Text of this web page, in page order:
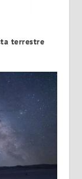
terrestre